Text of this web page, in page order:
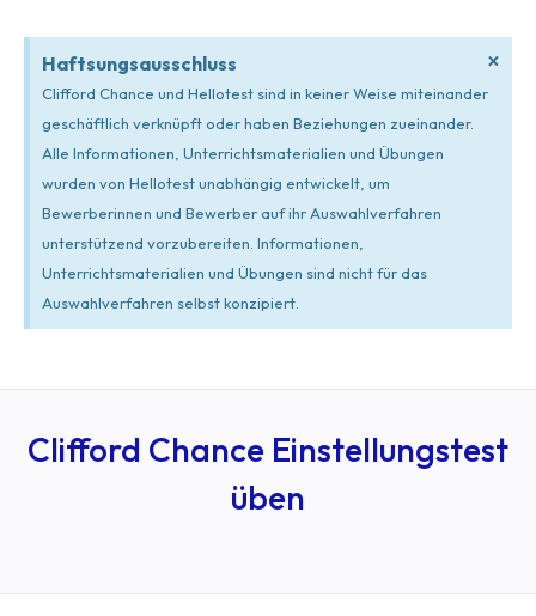
Haftsungsausschluss
Clifford Chance und Hellotest sind in keiner Weise miteinander
geschäftlich verknüpft oder haben Beziehungen zueinander.
Alle Informationen, Unterrichtsmaterialien und Übungen
wurden von Hellotest unabhängig entwickelt, um
Bewerberinnen und Bewerber auf ihr Auswahlverfahren
unterstützend vorzubereiten. Informationen,
Unterrichtsmaterialien und Übungen sind nicht für das
Auswahlverfahren selbst konzipiert.
×
Clifford Chance Einstellungstest
üben